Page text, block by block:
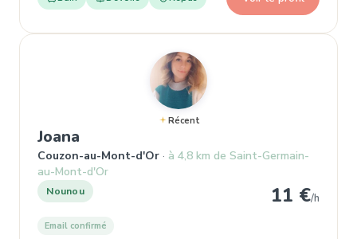
Récent
Joana
Couzon-au-Mont-d'Or
à 4,8 km de Saint-Germain-
au-Mont-d'Or
Nounou 11 €/h
Email confirmé